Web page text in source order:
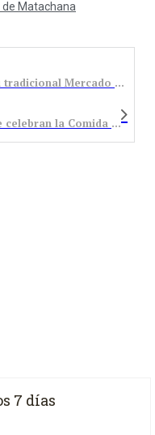
Matachana
Bembibre celebra este domingo su tradicional Mercado de Ajos en la Plaza Mayor
Los Veteranos del Atlético Bembibre celebran la Comida de las Cerezas con un especial reconocimiento a Carral, Alberto Gómez y Julián Diéguez
7 días